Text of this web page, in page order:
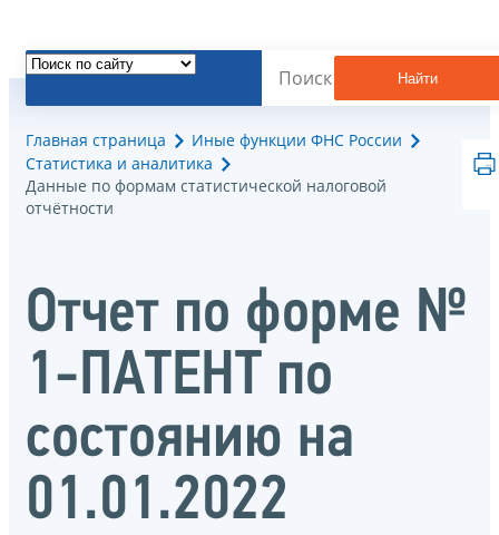
Найти
Главная страница
Иные функции ФНС России
Статистика и аналитика
Данные по формам статистической налоговой
отчётности
Oтчет по форме №
1-ПАТЕНТ по
состоянию на
01.01.2022